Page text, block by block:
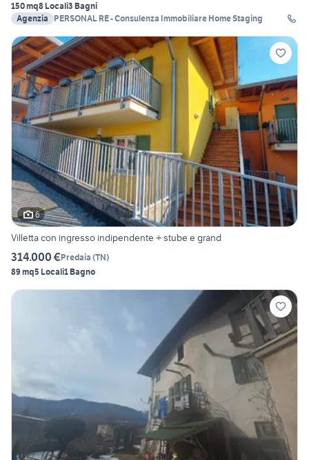
150 mq8 Locali3 Bagni
Agenzia
PERSONAL RE - Consulenza Immobiliare Home Staging
6
Villetta con ingresso indipendente + stube e grand
314.000 €Predaia (TN)
89 mq5 Locali1 Bagno